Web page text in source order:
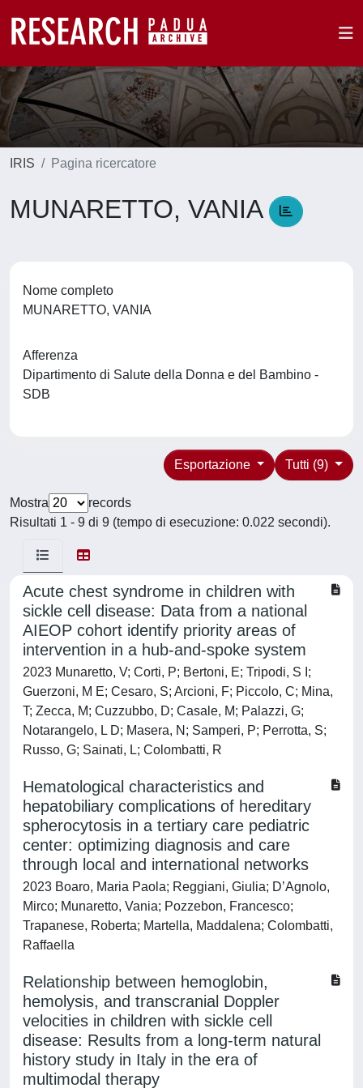
IRIS Pagina ricercatore
MUNARETTO, VANIA
Nome completo
MUNARETTO, VANIA
Afferenza
Dipartimento di Salute della Donna e del Bambino -
SDB
Tutti (9)
Esportazione
Mostra
records
Risultati 1 - 9 di 9 (tempo di esecuzione: 0.022 secondi).
Acute chest syndrome in children with
sickle cell disease: Data from a national
AIEOP cohort identify priority areas of
intervention in a hub-and-spoke system
2023 Munaretto, V; Corti, P; Bertoni, E; Tripodi, S I;
Guerzoni, M E; Cesaro, S; Arcioni, F; Piccolo, C; Mina,
T; Zecca, M; Cuzzubbo, D; Casale, M; Palazzi, G;
Notarangelo, L D; Masera, N; Samperi, P; Perrotta, S;
Russo, G; Sainati, L; Colombatti, R
Hematological characteristics and
hepatobiliary complications of hereditary
spherocytosis in a tertiary care pediatric
center: optimizing diagnosis and care
through local and international networks
2023 Boaro, Maria Paola; Reggiani, Giulia; D’Agnolo,
Mirco; Munaretto, Vania; Pozzebon, Francesco;
Trapanese, Roberta; Martella, Maddalena; Colombatti,
Raffaella
Relationship between hemoglobin,
hemolysis, and transcranial Doppler
velocities in children with sickle cell
disease: Results from a long-term natural
history study in Italy in the era of
multimodal therapy